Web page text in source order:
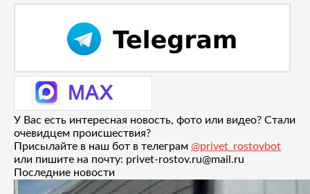
У Вас есть интересная новость, фото или видео? Стали
очевидцем происшествия?
Присылайте в наш бот в телеграм @privet_rostovbot
или пишите на почту: privet-rostov.ru@mail.ru
Последние новости